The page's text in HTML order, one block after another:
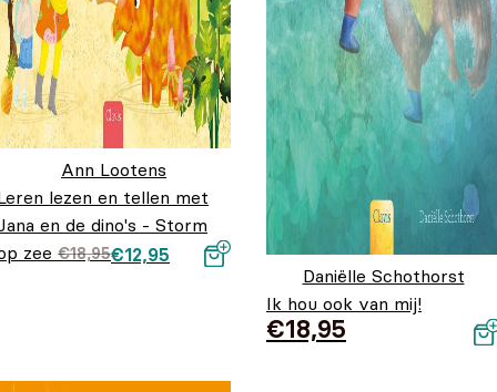
Ann Lootens
lezen en tellen met
en de dino's - Storm
zee €18,95
Oorspronkelijke
€12,95
Huidige prijs is:
Daniëlle Schothorst
Ik hou ook van mij!
€18,95